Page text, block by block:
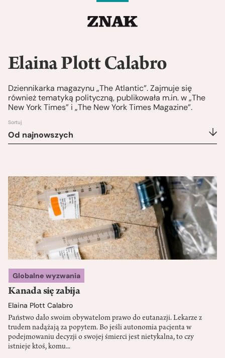
Elaina Plott Calabro
Dziennikarka magazynu „The Atlantic”. Zajmuje się
również tematyką polityczną, publikowała m.in. w „The
New York Times” i „The New York Times Magazine”.
Sortuj
Od najnowszych
Globalne wyzwania
Kanada się zabija
Elaina Plott Calabro
Państwo dało swoim obywatelom prawo do eutanazji. Lekarze z
trudem nadążają za popytem. Bo jeśli autonomia pacjenta w
podejmowaniu decyzji o swojej śmierci jest nietykalna, to czy
istnieje ktoś, komu...